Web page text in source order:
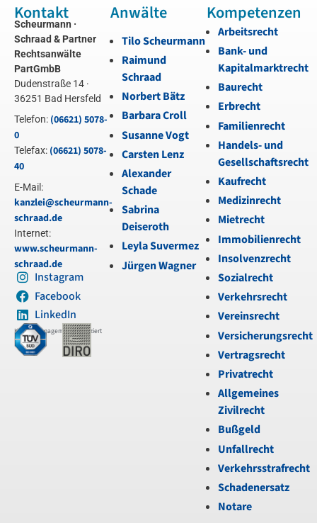
Kontakt
Scheurmann ·
Schraad & Partner
Rechtsanwälte
PartGmbB
Dudenstraße 14 ·
36251 Bad Hersfeld
Telefon: (06621) 5078-
0
Telefax: (06621) 5078-
40
E-Mail:
kanzlei@scheurmann-
schraad.de
Internet:
www.scheurmann-
schraad.de
Instagram
Facebook
LinkedIn
Kanzleimanagement zertifiziert
Anwälte
Tilo Scheurmann
Raimund
Schraad
Norbert Bätz
Barbara Croll
Susanne Vogt
Carsten Lenz
Alexander
Schade
Sabrina
Deiseroth
Leyla Suvermez
Jürgen Wagner
Kompetenzen
Arbeitsrecht
Bank- und
Kapitalmarktrecht
Baurecht
Erbrecht
Familienrecht
Handels- und
Gesellschaftsrecht
Kaufrecht
Medizinrecht
Mietrecht
Immobilienrecht
Insolvenzrecht
Sozialrecht
Verkehrsrecht
Vereinsrecht
Versicherungsrecht
Vertragsrecht
Privatrecht
Allgemeines
Zivilrecht
Bußgeld
Unfallrecht
Verkehrsstrafrecht
Schadenersatz
Notare